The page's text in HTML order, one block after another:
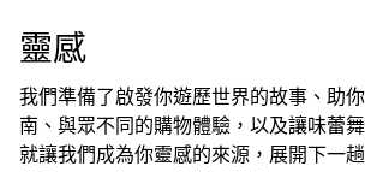
靈感
我們準備了啟發你遊歷世界的故事、助
南、與眾不同的購物體驗，以及讓味蕾
就讓我們成為你靈感的來源，展開下一